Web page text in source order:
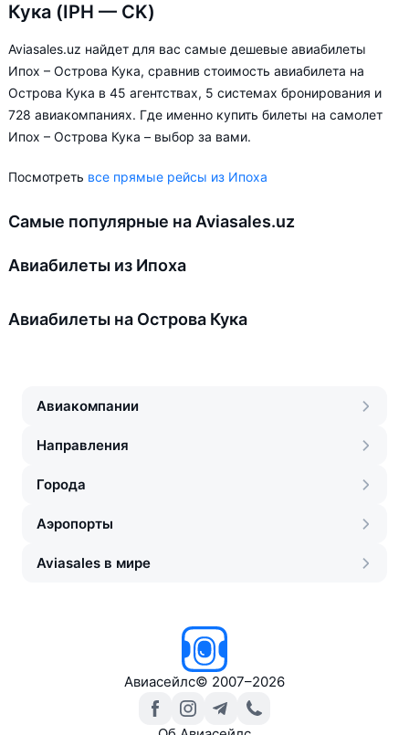
Кука (IPH — CK)
Aviasales.uz найдет для вас самые дешевые авиабилеты
Ипох – Острова Кука, сравнив стоимость авиабилета на
Острова Кука в 45 агентствах, 5 системах бронирования и
728 авиакомпаниях. Где именно купить билеты на самолет
Ипох – Острова Кука – выбор за вами.
Посмотреть все прямые рейсы из Ипоха
Самые популярные на Aviasales.uz
Авиабилеты из Ипоха
Авиабилеты на Острова Кука
Авиакомпании
Направления
Города
Аэропорты
Aviasales в мире
Авиасейлс© 2007–2026